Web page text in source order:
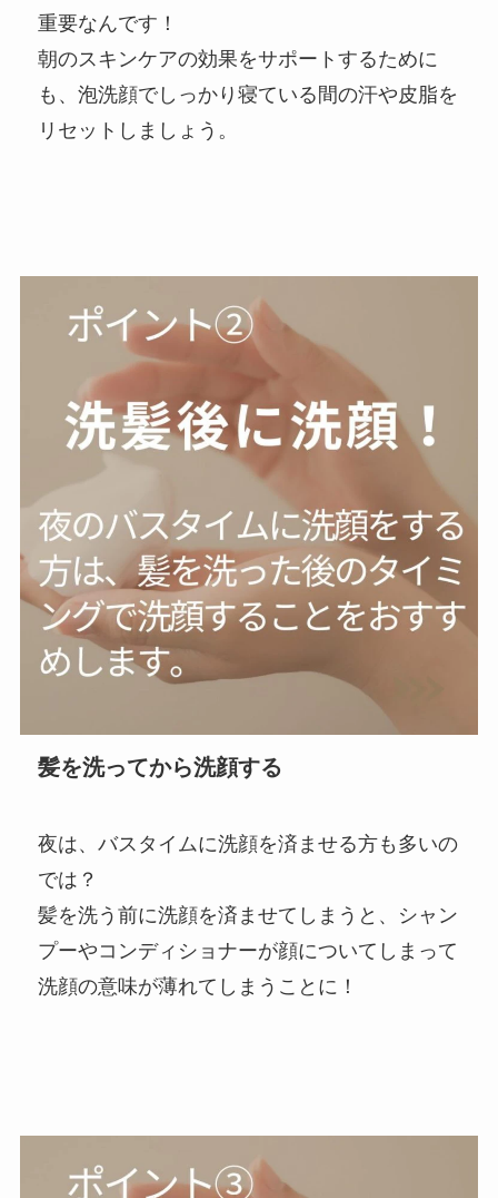
重要なんです！
朝のスキンケアの効果をサポートするために
も、泡洗顔でしっかり寝ている間の汗や皮脂を
リセットしましょう。
髪を洗ってから洗顔する
夜は、バスタイムに洗顔を済ませる方も多いの
では？
髪を洗う前に洗顔を済ませてしまうと、シャン
プーやコンディショナーが顔についてしまって
洗顔の意味が薄れてしまうことに！